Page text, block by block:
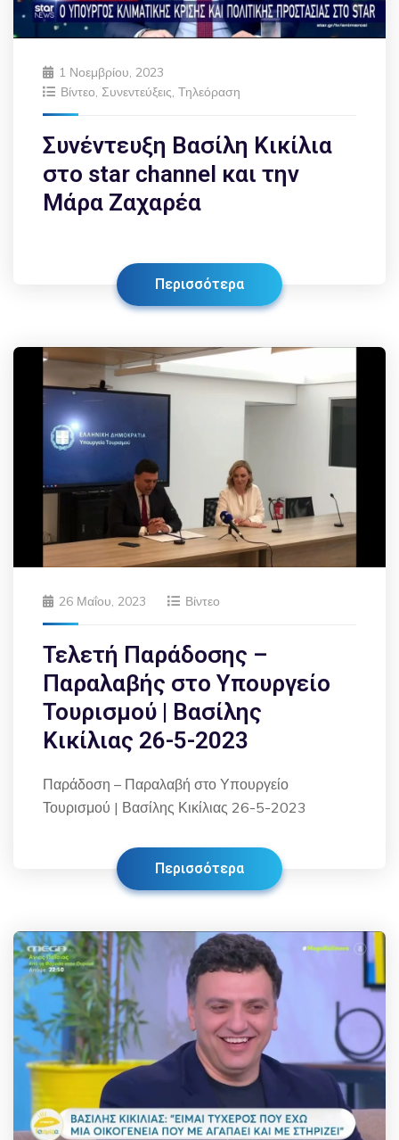
1 Νοεμβρίου, 2023
Βίντεο, Συνεντεύξεις, Τηλεόραση
Συνέντευξη Βασίλη Κικίλια
στο star channel και την
Μάρα Ζαχαρέα
Περισσότερα
26 Μαΐου, 2023 Βίντεο
Τελετή Παράδοσης –
Παραλαβής στο Υπουργείο
Τουρισμού | Βασίλης
Κικίλιας 26-5-2023
Παράδοση – Παραλαβή στο Υπουργείο
Τουρισμού | Βασίλης Κικίλιας 26-5-2023
Περισσότερα